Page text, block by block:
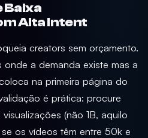
Baixa
Alta Intent
creators sem orçamento.
a demanda existe mas a
na primeira página do
é prática: procure
(não 1B, aquilo
os vídeos têm entre 50k e